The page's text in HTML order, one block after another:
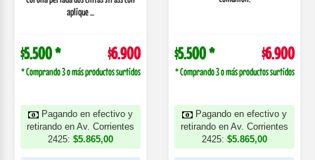
aplique ...
$5.500 * $6.900
* Comprando 3 o más productos surtidos
Pagando en efectivo y
retirando en Av. Corrientes
2425: $5.865,00
$5.500 * $6.900
* Comprando 3 o más productos surtidos
Pagando en efectivo y
retirando en Av. Corrientes
2425: $5.865,00